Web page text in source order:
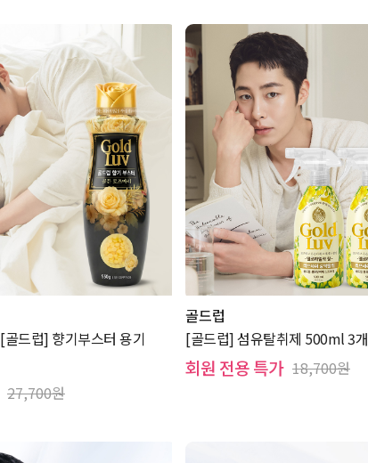
[골드럽] 향기부스터 용기
27,700원
골드럽
[골드럽] 섬유탈취제 500ml 3개
회원 전용 특가 18,700원